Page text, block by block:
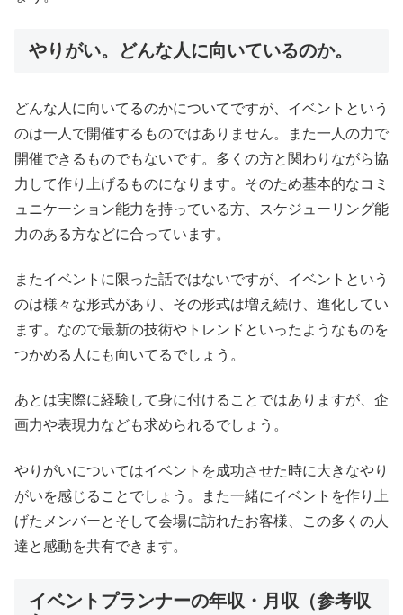
やりがい。どんな人に向いているのか。
どんな人に向いてるのかについてですが、イベントという
のは一人で開催するものではありません。また一人の力で
開催できるものでもないです。多くの方と関わりながら協
力して作り上げるものになります。そのため基本的なコミ
ュニケーション能力を持っている方、スケジューリング能
力のある方などに合っています。
またイベントに限った話ではないですが、イベントという
のは様々な形式があり、その形式は増え続け、進化してい
ます。なので最新の技術やトレンドといったようなものを
つかめる人にも向いてるでしょう。
あとは実際に経験して身に付けることではありますが、企
画力や表現力なども求められるでしょう。
やりがいについてはイベントを成功させた時に大きなやり
がいを感じることでしょう。また一緒にイベントを作り上
げたメンバーとそして会場に訪れたお客様、この多くの人
達と感動を共有できます。
イベントプランナーの年収・月収（参考収